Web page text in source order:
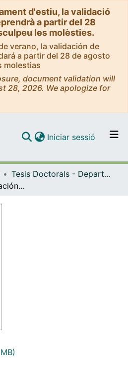
d'estiu, la validació
a partir del 28
les molèsties.
verano, la validación de
a partir del 28 de agosto
molestias
document validation will
28, 2026. We apologize for
Navega per tot el DD
Iniciar sessió (current)
Tesis Doctorals - Departament - Dret Penal i Ciències Penals
Concepto y delimitación del dolo. Teoría de las condiciones para el conocimiento